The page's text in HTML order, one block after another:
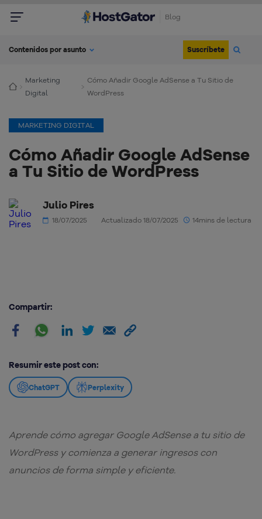
Blog
Contenidos por asunto Suscríbete
Marketing
Digital
Cómo Añadir Google AdSense a Tu Sitio de
WordPress
MARKETING DIGITAL
Cómo Añadir Google AdSense
a Tu Sitio de WordPress
Julio Pires
18/07/2025 Actualizado 18/07/2025 14mins de lectura
Compartir:
Resumir este post con:
ChatGPT Perplexity
Aprende cómo agregar Google AdSense a tu sitio de
WordPress y comienza a generar ingresos con
anuncios de forma simple y eficiente.